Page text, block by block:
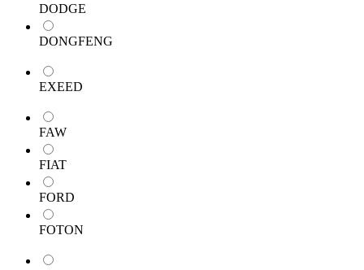
DODGE
DONGFENG
EXEED
FAW
FIAT
FORD
FOTON